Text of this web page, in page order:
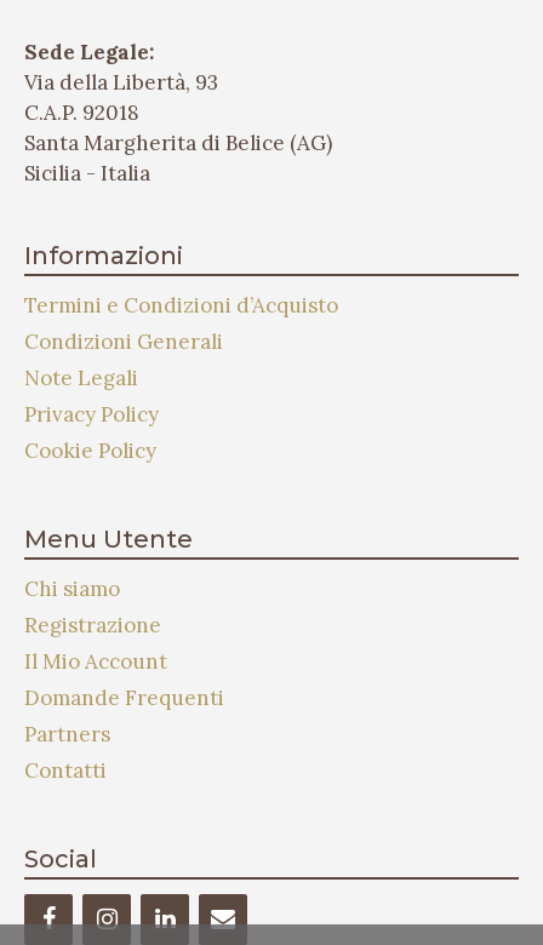
Sede Legale:
Via della Libertà, 93
C.A.P. 92018
Santa Margherita di Belice (AG)
Sicilia - Italia
Informazioni
Termini e Condizioni d’Acquisto
Condizioni Generali
Note Legali
Privacy Policy
Cookie Policy
Menu Utente
Chi siamo
Registrazione
Il Mio Account
Domande Frequenti
Partners
Contatti
Social